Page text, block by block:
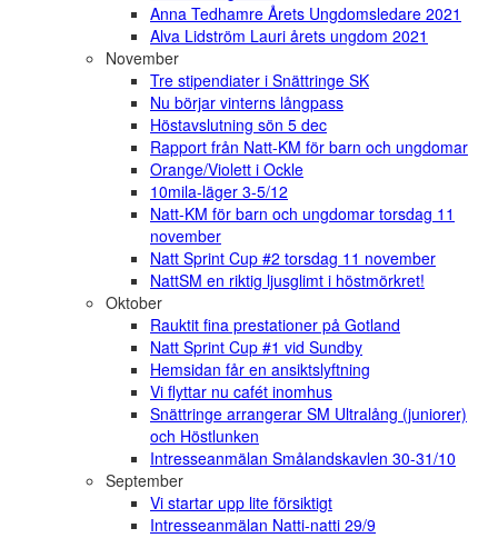
Anna Tedhamre Årets Ungdomsledare 2021
Alva Lidström Lauri årets ungdom 2021
November
Tre stipendiater i Snättringe SK
Nu börjar vinterns långpass
Höstavslutning sön 5 dec
Rapport från Natt-KM för barn och ungdomar
Orange/Violett i Ockle
10mila-läger 3-5/12
Natt-KM för barn och ungdomar torsdag 11
november
Natt Sprint Cup #2 torsdag 11 november
NattSM en riktig ljusglimt i höstmörkret!
Oktober
Rauktit fina prestationer på Gotland
Natt Sprint Cup #1 vid Sundby
Hemsidan får en ansiktslyftning
Vi flyttar nu cafét inomhus
Snättringe arrangerar SM Ultralång (juniorer)
och Höstlunken
Intresseanmälan Smålandskavlen 30-31/10
September
Vi startar upp lite försiktigt
Intresseanmälan Natti-natti 29/9